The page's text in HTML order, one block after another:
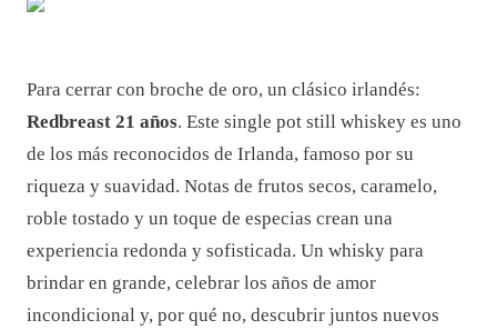
Para cerrar con broche de oro, un clásico irlandés:
Redbreast 21 años. Este single pot still whiskey es uno
de los más reconocidos de Irlanda, famoso por su
riqueza y suavidad. Notas de frutos secos, caramelo,
roble tostado y un toque de especias crean una
experiencia redonda y sofisticada. Un whisky para
brindar en grande, celebrar los años de amor
incondicional y, por qué no, descubrir juntos nuevos